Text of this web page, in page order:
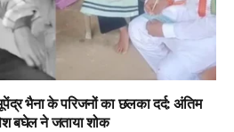
भैना के परिजनों का छलका दर्द: अंतिम
बघेल ने जताया शोक